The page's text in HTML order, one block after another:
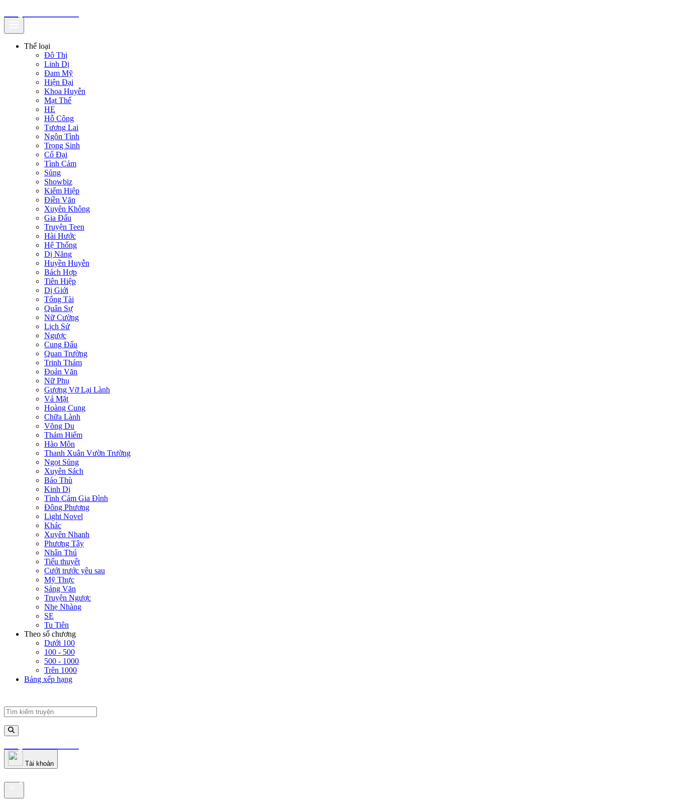
Thể loại
Đô Thị
Linh Dị
Đam Mỹ
Hiện Đại
Khoa Huyễn
Mạt Thế
HE
Hỗ Công
Tương Lai
Ngôn Tình
Trọng Sinh
Cổ Đại
Tình Cảm
Sủng
Showbiz
Kiếm Hiệp
Điền Văn
Xuyên Không
Gia Đấu
Truyện Teen
Hài Hước
Hệ Thống
Dị Năng
Huyền Huyễn
Bách Hợp
Tiên Hiệp
Dị Giới
Tổng Tài
Quân Sự
Nữ Cường
Lịch Sử
Ngược
Cung Đấu
Quan Trường
Trinh Thám
Đoản Văn
Nữ Phụ
Gương Vỡ Lại Lành
Vả Mặt
Hoàng Cung
Chữa Lành
Võng Du
Thám Hiểm
Hào Môn
Thanh Xuân Vườn Trường
Ngọt Sủng
Xuyên Sách
Báo Thù
Kinh Dị
Tình Cảm Gia Đình
Đông Phương
Light Novel
Khác
Xuyên Nhanh
Phương Tây
Nhân Thú
Tiểu thuyết
Cưới trước yêu sau
Mỹ Thực
Sảng Văn
Truyện Ngược
Nhẹ Nhàng
SE
Tu Tiên
Theo số chương
Dưới 100
100 - 500
500 - 1000
Trên 1000
Bảng xếp hạng
truyenfullz.com
Tài khoản
truyenfullz.com